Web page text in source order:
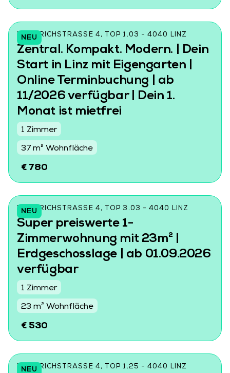
NEU
FRIEDRICHSTRASSE 4, TOP 1.03 - 4040 LINZ
Zentral. Kompakt. Modern. | Dein
Start in Linz mit Eigengarten |
Online Terminbuchung | ab
11/2026 verfügbar | Dein 1.
Monat ist mietfrei
1 Zimmer
37 m² Wohnfläche
€ 780
NEU
FRIEDRICHSTRASSE 4, TOP 3.03 - 4040 LINZ
Super preiswerte 1-
Zimmerwohnung mit 23m² |
Erdgeschosslage | ab 01.09.2026
verfügbar
1 Zimmer
23 m² Wohnfläche
€ 530
NEU
FRIEDRICHSTRASSE 4, TOP 1.25 - 4040 LINZ